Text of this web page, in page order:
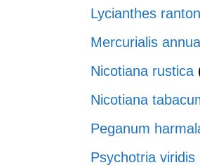
Lycianthes
Mercurialis annua
Nicotiana rustica
Nicotiana
Peganum
Psychotria viridis